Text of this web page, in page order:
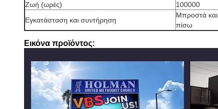
Ζωή (ωρές)
100000
Εγκατάσταση και συντήρηση
Μπροστά και
πίσω
Εικόνα προϊόντος: